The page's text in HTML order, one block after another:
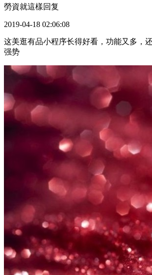
勞資就這樣回复
2019-04-18 02:06:08
这美逛有品小程序长得好看，功能又多，
强势